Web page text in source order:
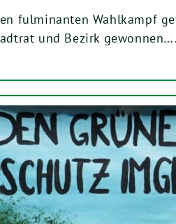
fulminanten Wahlkampf
und Bezirk gewonnen….